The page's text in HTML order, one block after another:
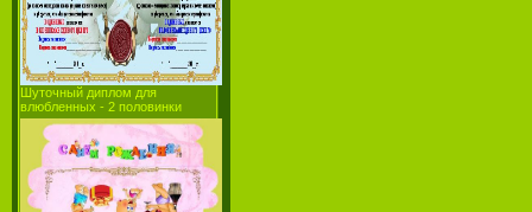
Шуточный диплом для
влюбленных - 2 половинки